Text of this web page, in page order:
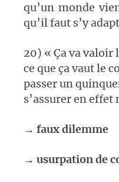
qu’un monde
qu’il faut s’y
20) « Ça va valoir
ce que ça vaut le
passer un
s’assurer en effet
→ faux dilemme
→ usurpation de